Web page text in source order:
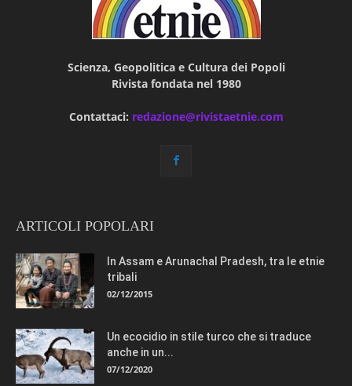
Scienza, Geopolitica e Cultura dei Popoli
Rivista fondata nel 1980
Contattaci: redazione@rivistaetnie.com
ARTICOLI POPOLARI
In Assam e Arunachal Pradesh, tra le etnie
tribali
02/12/2015
Un ecocidio in stile turco che si traduce
anche in un...
07/12/2020